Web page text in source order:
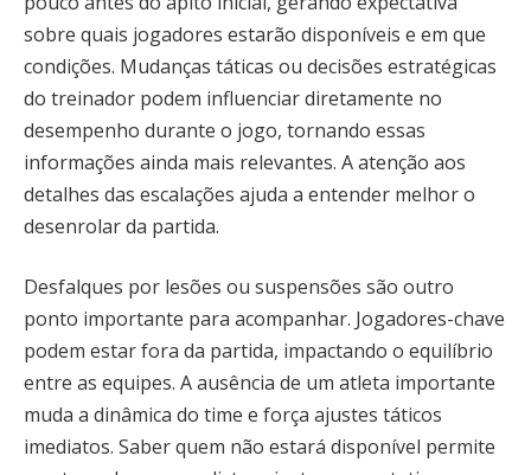
sobre quais jogadores estarão disponíveis e em que
condições. Mudanças táticas ou decisões estratégicas
do treinador podem influenciar diretamente no
desempenho durante o jogo, tornando essas
informações ainda mais relevantes. A atenção aos
detalhes das escalações ajuda a entender melhor o
desenrolar da partida.
Desfalques por lesões ou suspensões são outro
ponto importante para acompanhar. Jogadores-chave
podem estar fora da partida, impactando o equilíbrio
entre as equipes. A ausência de um atleta importante
muda a dinâmica do time e força ajustes táticos
imediatos. Saber quem não estará disponível permite